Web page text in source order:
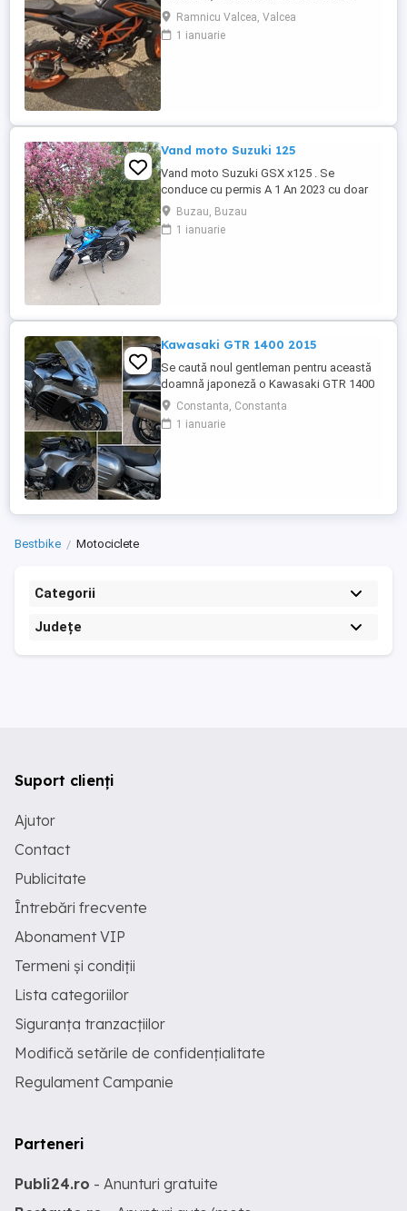
ideală pentru începători sau pentru oraș.
Fără daune, lovituri!
Ramnicu Valcea, Valcea
1 ianuarie
Vand moto Suzuki 125
Vand moto Suzuki GSX x125 . Se
conduce cu permis A 1 An 2023 cu doar
5000km Stare impecabila , fara cazaturi
ITP valabil pana in noiembrie 2027 Revizii
si schimb de ulei in service autorizat
Buzau, Buzau
1 ianuarie
Kawasaki GTR 1400 2015
Se caută noul gentleman pentru această
doamnă japoneză o Kawasaki GTR 1400
care încă întoarce priviri și iubește
kilometrii. A fost răsfățată, întreținută la
timp și tratată cu respect. O dau doar
Constanta, Constanta
1 ianuarie
Bestbike Motociclete
Categorii
Județe
Suport clienți
Ajutor
Contact
Publicitate
Întrebări frecvente
Abonament VIP
Termeni și condiții
Lista categoriilor
Siguranța tranzacțiilor
Modifică setările de confidențialitate
Regulament Campanie
Parteneri
Publi24.ro - Anunturi gratuite